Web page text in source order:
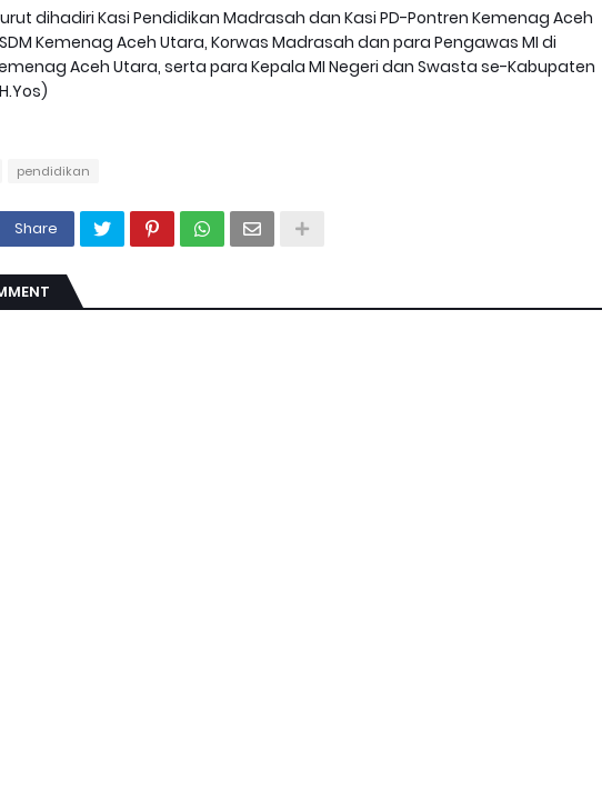
dihadiri Kasi Pendidikan Madrasah dan Kasi PD-Pontren Kemenag Aceh
Kemenag Aceh Utara, Korwas Madrasah dan para Pengawas MI di
Aceh Utara, serta para Kepala MI Negeri dan Swasta se-Kabupaten
pendidikan
Share